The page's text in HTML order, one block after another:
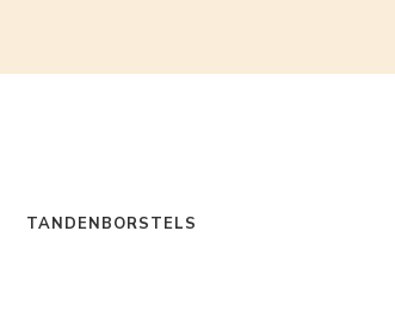
TANDENBORSTELS